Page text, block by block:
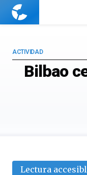
Cuaderno
Bilbao
ACTIVIDAD
Lectura